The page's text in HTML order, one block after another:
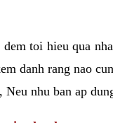
toi hieu qua
danh rang nao
nhu ban ap